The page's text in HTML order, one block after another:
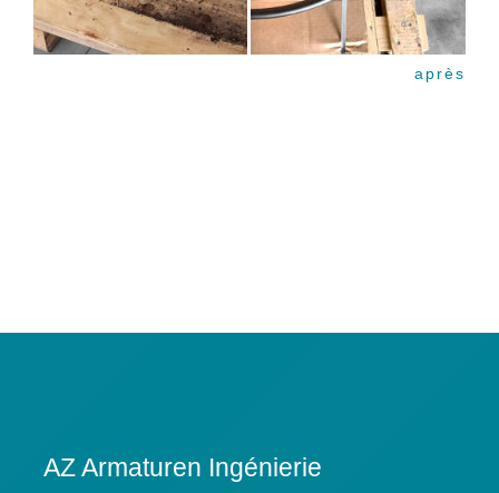
AZ Armaturen Ingénierie